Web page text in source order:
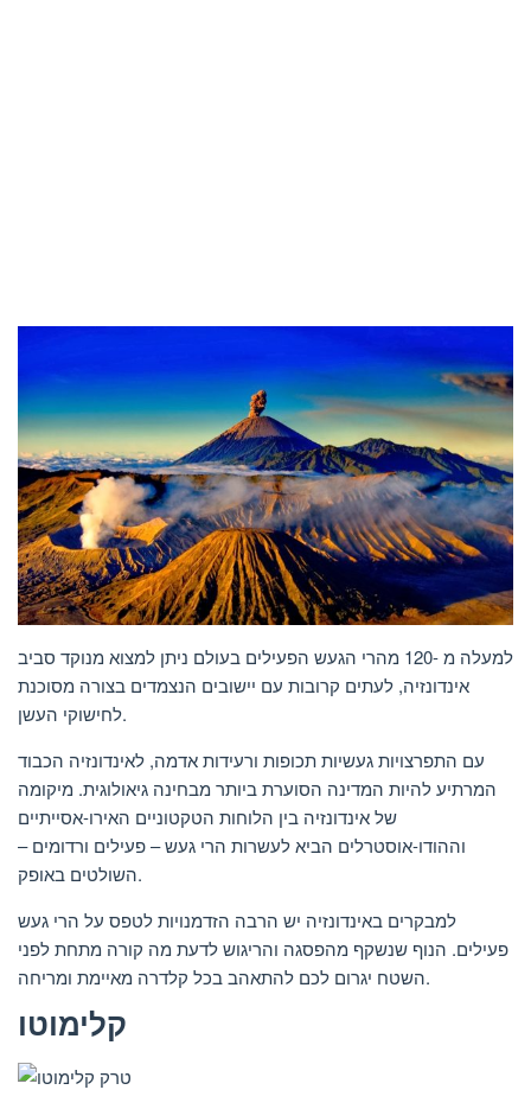
למעלה מ -120 מהרי הגעש הפעילים בעולם ניתן למצוא מנוקד סביב
אינדונזיה, לעתים קרובות עם יישובים הנצמדים בצורה מסוכנת
לחישוקי העשן.
עם התפרצויות געשיות תכופות ורעידות אדמה, לאינדונזיה הכבוד
המרתיע להיות המדינה הסוערת ביותר מבחינה גיאולוגית. מיקומה
של אינדונזיה בין הלוחות הטקטוניים האירו-אסייתיים
וההודו-אוסטרלים הביא לעשרות הרי געש – פעילים ורדומים –
השולטים באופק.
למבקרים באינדונזיה יש הרבה הזדמנויות לטפס על הרי געש
פעילים. הנוף שנשקף מהפסגה והריגוש לדעת מה קורה מתחת לפני
השטח יגרום לכם להתאהב בכל קלדרה מאיימת ומריחה.
קלימוטו